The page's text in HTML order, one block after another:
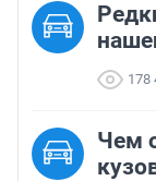
178
Чем